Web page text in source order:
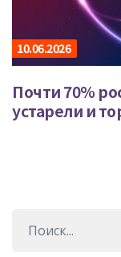
10.06.2026
Почти 70%
устарели и